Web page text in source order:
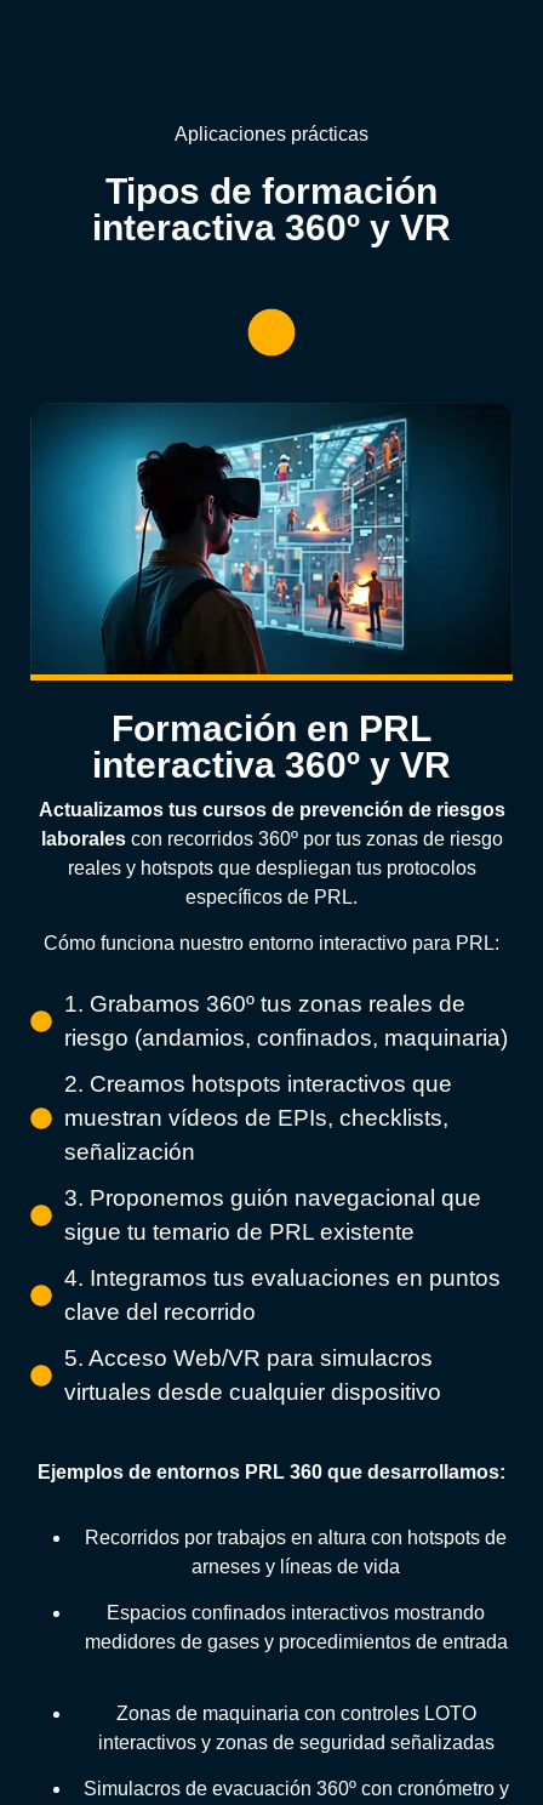
Aplicaciones prácticas
Tipos de formación
interactiva 360º y VR
Formación en PRL
interactiva 360º y VR
Actualizamos tus cursos de prevención de riesgos
laboralescon recorridos 360º por tus zonas de riesgo
reales y hotspots que despliegan tus protocolos
específicos de PRL.
Cómo funciona nuestro entorno interactivo para PRL:
1. Grabamos 360º tus zonas reales de
riesgo (andamios, confinados, maquinaria)
2. Creamos hotspots interactivos que
muestran vídeos de EPIs, checklists,
señalización
3. Proponemos guión navegacional que
sigue tu temario de PRL existente
4. Integramos tus evaluaciones en puntos
clave del recorrido
5. Acceso Web/VR para simulacros
virtuales desde cualquier dispositivo
Ejemplos de entornos PRL 360 que desarrollamos:
Recorridos por trabajos en altura con hotspots de
arneses y líneas de vida
Espacios confinados interactivos mostrando
medidores de gases y procedimientos de entrada
Zonas de maquinaria con controles LOTO
interactivos y zonas de seguridad señalizadas
Simulacros de evacuación 360º con cronómetro y